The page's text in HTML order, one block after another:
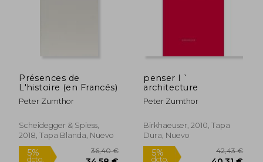
5%
dcto. 40,31 €
29%
dcto. 306,77
Présences de
L'histoire (en Francés)
Peter Zumthor
Scheidegger & Spiess,
2018, Tapa Blanda, Nuevo
penser l `
architecture
Peter Zumthor
Birkhaeuser, 2010, Tapa
Dura, Nuevo